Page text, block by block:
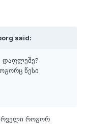
said:
დაფლეშე?
წესი
როგორ